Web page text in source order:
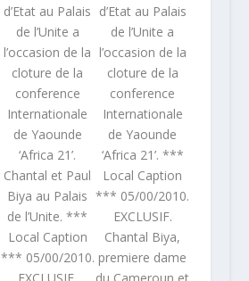
d’Etat au Palais
de l’Unite a
l’occasion de la
cloture de la
conference
Internationale
de Yaounde
‘Africa 21’.
Chantal et Paul
Biya au Palais
de l’Unite. ***
Local Caption
*** 05/00/2010.
EXCLUSIF.
d’Etat au Palais
de l’Unite a
l’occasion de la
cloture de la
conference
Internationale
de Yaounde
‘Africa 21’. ***
Local Caption
*** 05/00/2010.
EXCLUSIF.
Chantal Biya,
premiere dame
du Cameroun et